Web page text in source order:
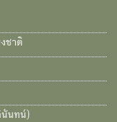
ชาติ
นันทน์)